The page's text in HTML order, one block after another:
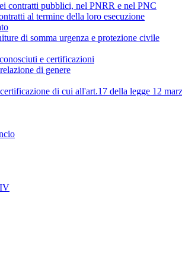
contratti pubblici, nel PNRR e nel PNC
al termine della loro esecuzione
di somma urgenza e protezione civile
e certificazioni
di genere
di cui all'art.17 della legge 12